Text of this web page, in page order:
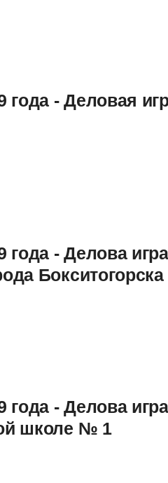
года - Деловая
года - Делова
Бокситогорска
года - Делова
школе № 1